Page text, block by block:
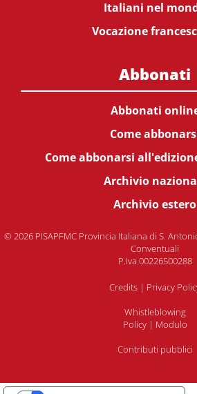
Italiani nel
Vocazione
Abbonati
Abbonati
Come
Come abbonarsi
Archivio
Archivio estero
© 2026 PISAPFMC Provincia Italiana di S.
Conventuali
P.Iva 00226500288
Credits | Privacy
Whistleblowing
Policy| Modulo
Contributi pubblici